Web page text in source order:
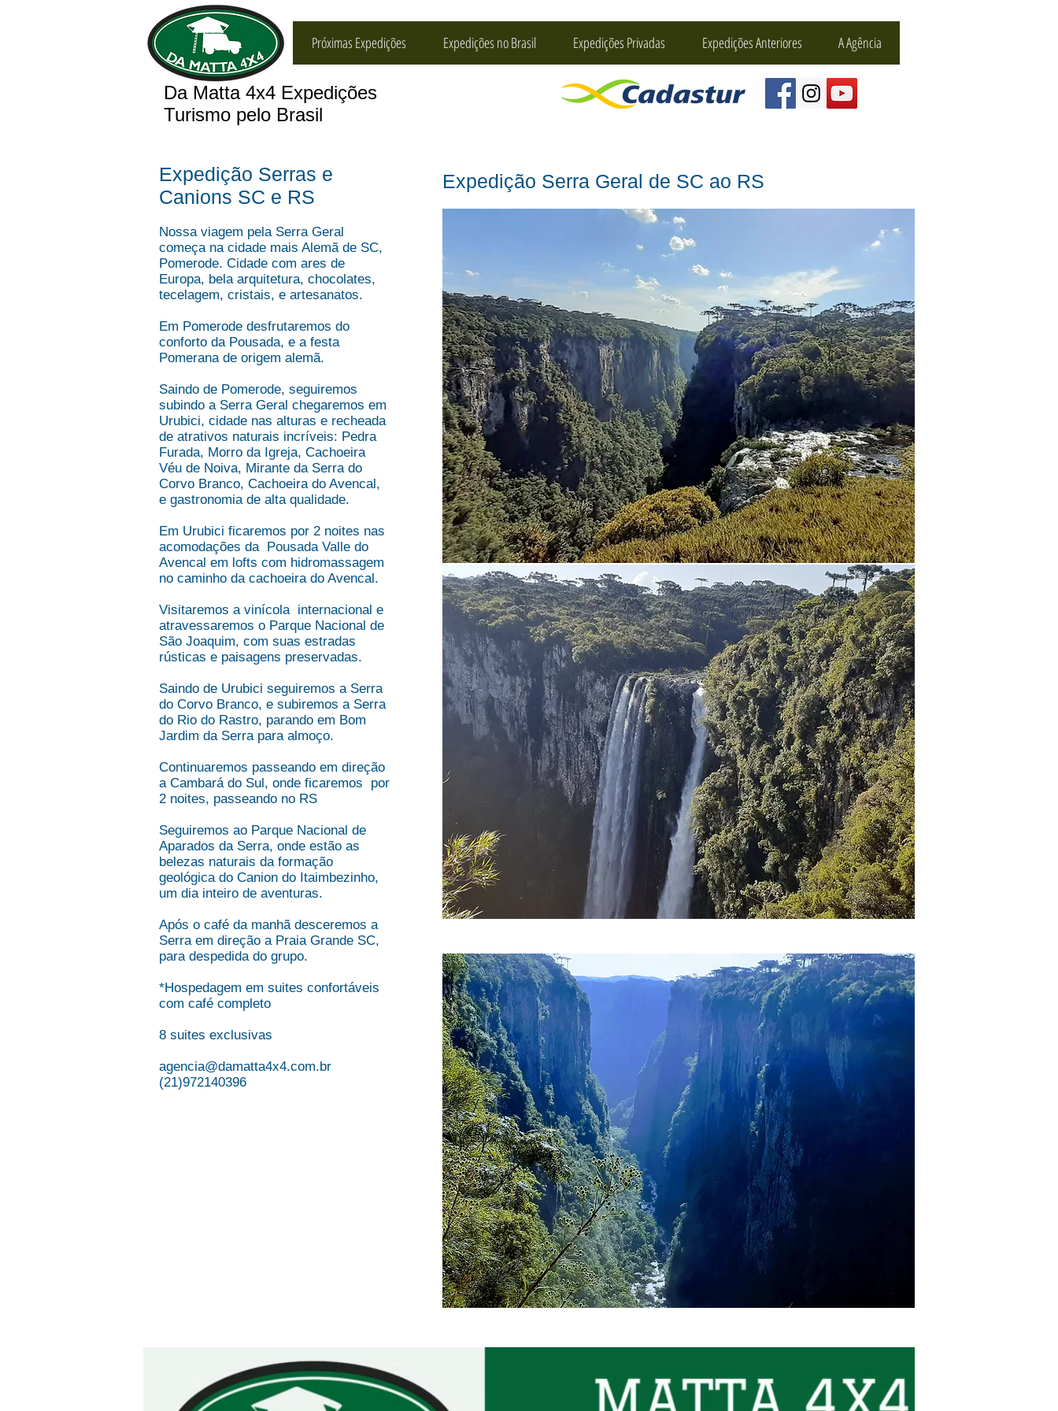
Próximas Expedições Expedições no Brasil Expedições Privadas Expedições Anteriores A Agência
Da Matta 4x4 Expedições
Turismo pelo Brasil
Expedição Serras e
Canions SC e RS
Nossa viagem pela Serra Geral
começa na cidade mais Alemã de SC,
Pomerode. Cidade com ares de
Europa, bela arquitetura, chocolates,
tecelagem, cristais, e artesanatos.
Em Pomerode desfrutaremos do
conforto da Pousada, e a festa
Pomerana de origem alemã.
Saindo de Pomerode, seguiremos
subindo a Serra Geral chegaremos em
Urubici, cidade nas alturas e recheada
de atrativos naturais incríveis: Pedra
Furada, Morro da Igreja, Cachoeira
Véu de Noiva, Mirante da Serra do
Corvo Branco, Cachoeira do Avencal,
e gastronomia de alta qualidade.
Em Urubici ficaremos por 2 noites nas
acomodações da Pousada Valle do
Avencal em lofts com hidromassagem
no caminho da cachoeira do Avencal.
Visitaremos a vinícola internacional e
atravessaremos o Parque Nacional de
São Joaquim, com suas estradas
rústicas e paisagens preservadas.
Saindo de Urubici seguiremos a Serra
do Corvo Branco, e subiremos a Serra
do Rio do Rastro, parando em Bom
Jardim da Serra para almoço.
Continuaremos passeando em direção
a Cambará do Sul, onde ficaremos por
2 noites, passeando no RS
Seguiremos ao Parque Nacional de
Aparados da Serra, onde estão as
belezas naturais da formação
geológica do Canion do Itaimbezinho,
um dia inteiro de aventuras.
Após o café da manhã desceremos a
Serra em direção a Praia Grande SC,
para despedida do grupo.
*Hospedagem em suites confortáveis
com café completo
8 suites exclusivas
agencia@damatta4x4.com.br
(21)972140396
Expedição Serra Geral de SC ao RS